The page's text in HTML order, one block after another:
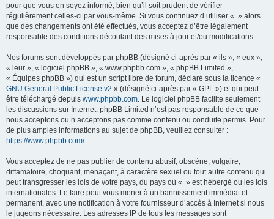
pour que vous en soyez informé, bien qu’il soit prudent de vérifier
régulièrement celles-ci par vous-même. Si vous continuez d’utiliser « » alors
que des changements ont été effectués, vous acceptez d’être légalement
responsable des conditions découlant des mises à jour et/ou modifications.
Nos forums sont développés par phpBB (désigné ci-après par « ils », « eux »,
« leur », « logiciel phpBB », « www.phpbb.com », « phpBB Limited »,
« Équipes phpBB ») qui est un script libre de forum, déclaré sous la licence «
GNU General Public License v2 » (désigné ci-après par « GPL ») et qui peut
être téléchargé depuis www.phpbb.com. Le logiciel phpBB facilite seulement
les discussions sur Internet. phpBB Limited n’est pas responsable de ce que
nous acceptons ou n’acceptons pas comme contenu ou conduite permis. Pour
de plus amples informations au sujet de phpBB, veuillez consulter :
https://www.phpbb.com/.
Vous acceptez de ne pas publier de contenu abusif, obscène, vulgaire,
diffamatoire, choquant, menaçant, à caractère sexuel ou tout autre contenu qui
peut transgresser les lois de votre pays, du pays où « » est hébergé ou les lois
internationales. Le faire peut vous mener à un bannissement immédiat et
permanent, avec une notification à votre fournisseur d’accès à Internet si nous
le jugeons nécessaire. Les adresses IP de tous les messages sont